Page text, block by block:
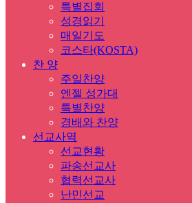
특별집회
성경읽기
매일기도
코스타(KOSTA)
찬 양
주일찬양
엔젤 성가대
특별찬양
경배와 찬양
선교사역
선교현황
파송선교사
협력선교사
난민선교